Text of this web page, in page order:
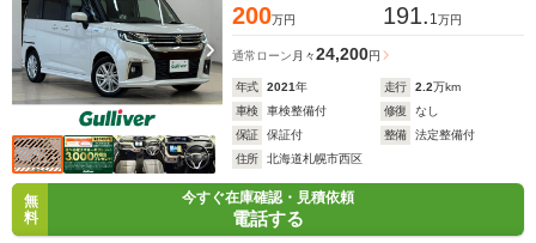
200万円 191. 1万円
通常ローン 月々24,200円
年式 2021年 走行 2.2万km
車検
車検整備付 修復
なし
保証
保証付 整備
法定整備付
住所
北海道札幌市西区
無
料
今すぐ在庫確認・見積依頼
電話する